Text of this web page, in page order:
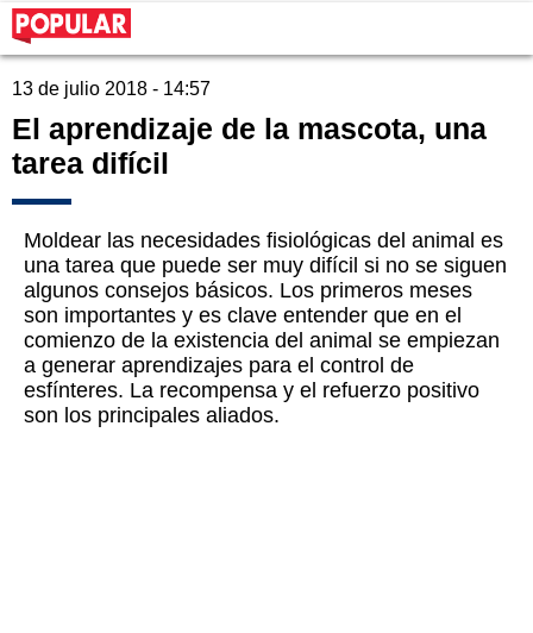
13 de julio 2018 - 14:57
El aprendizaje de la mascota, una
tarea difícil
Moldear las necesidades fisiológicas del animal es
una tarea que puede ser muy difícil si no se siguen
algunos consejos básicos. Los primeros meses
son importantes y es clave entender que en el
comienzo de la existencia del animal se empiezan
a generar aprendizajes para el control de
esfínteres. La recompensa y el refuerzo positivo
son los principales aliados.